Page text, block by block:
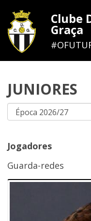
Clube
Graça
JUNIORES
Jogadores
Guarda-redes